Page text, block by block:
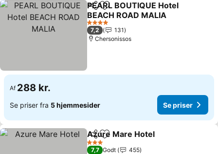
Del Føj til favoritter
PEARL BOUTIQUE Hotel
BEACH ROAD MALIA
4 Stjerner
7,2
131
Chersonissos
Af 288 kr.
Se priser fra 5 hjemmesider Se priser
Del Føj til favoritter
Azure Mare Hotel
3 Stjerner
7,7 Godt
455